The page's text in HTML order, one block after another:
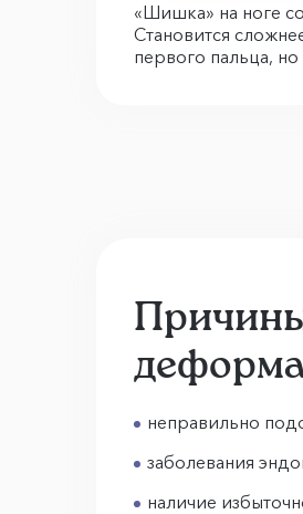
«Шишка» на ноге
Становится
первого пальца,
неправильно
заболевания
наличие